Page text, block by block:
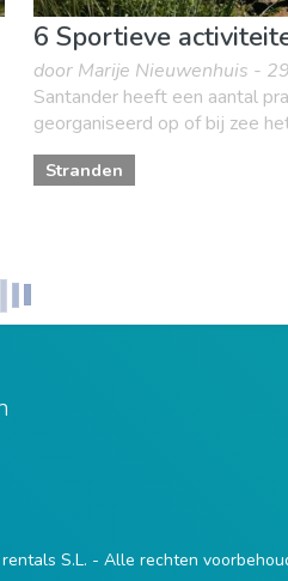
6 Sportieve
door Marije Nieuwenhuis -
Santander heeft een aantal
georganiseerd op of bij zee
Stranden
S.L. - Alle rechten